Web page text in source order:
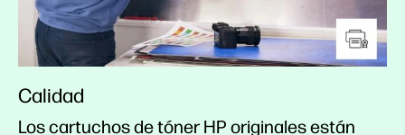
Calidad
Los cartuchos de tóner HP originales están